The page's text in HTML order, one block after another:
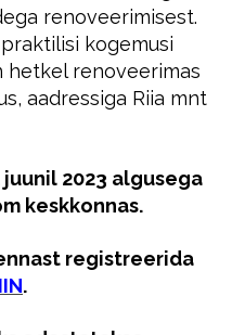
renoveerimisest.
kogemusi
hetkel renoveerimas
aadressiga Riia mnt
2023 algusega
keskkonnas.
registreerida
.